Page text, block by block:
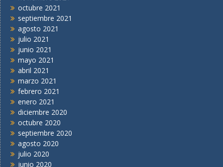
octubre 2021
septiembre 2021
agosto 2021
julio 2021
junio 2021
mayo 2021
abril 2021
marzo 2021
febrero 2021
enero 2021
diciembre 2020
octubre 2020
septiembre 2020
agosto 2020
julio 2020
junio 2020